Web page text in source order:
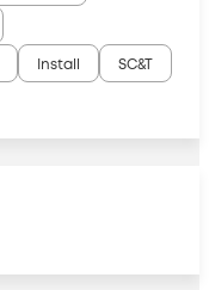
Install
SC&T